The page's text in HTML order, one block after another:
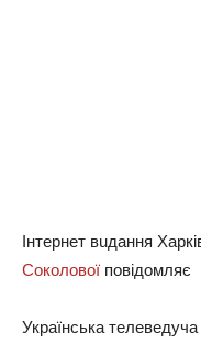
Інтернет вuдaння
Соколової повідомляє
Укрaїнськa телеведучa